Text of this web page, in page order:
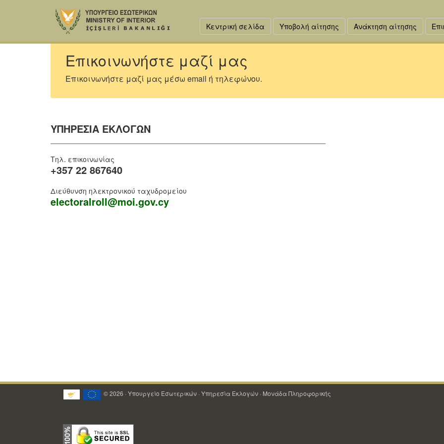
Κεντρική σελίδα Υποβολή αίτησης Ανάκτηση αίτησης
Επικοινωνήστε μαζί μας
Επικοινωνήστε μαζί μας μέσω email ή τηλεφώνου.
ΥΠΗΡΕΣΙΑ ΕΚΛΟΓΩΝ
Τηλ. επικοινωνίας
+357 22 867640
Διεύθυνση ηλεκτρονικού ταχυδρομείου
electoralroll@moi.gov.cy
© 2026 · Υπουργείο Εσωτερικών · Υπηρεσία Εκλογών · Μονάδα Πληροφορικής